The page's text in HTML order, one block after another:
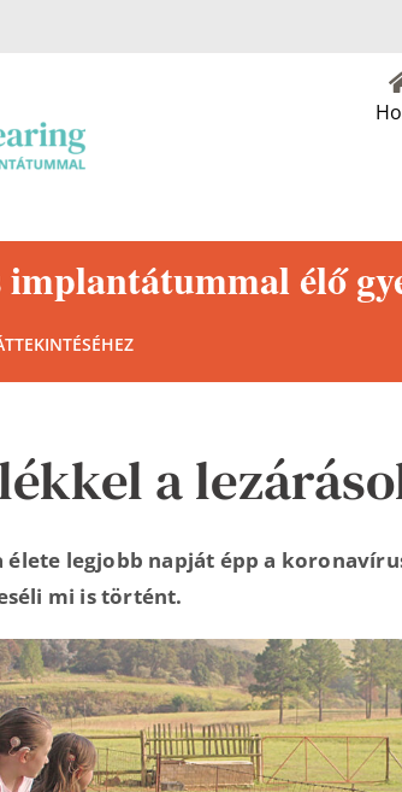
élő
a
legjobb napját épp a
mi is történt.